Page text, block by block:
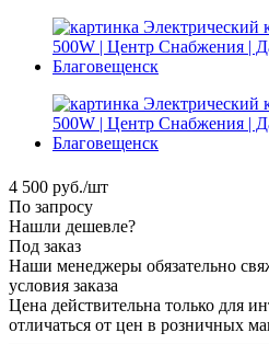
4 500 руб./шт
По запросу
Нашли дешевле?
Под заказ
Наши менеджеры обязательно
условия заказа
Цена действительна только для
отличаться от цен в розничных